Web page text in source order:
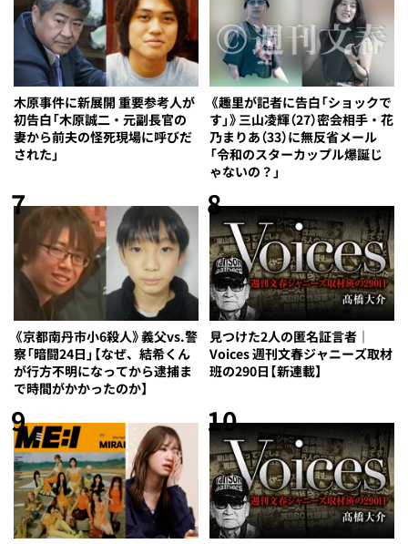
木原事件に新展開 重要参考人が
初告白「木原誠二・元副長官の
妻から前夫の怪死現場に呼びだ
された」
《趣里が記者に告白「ショックで
す」》三山凌輝（27）密会相手・花
乃まりあ（33）に無反省メール
「令和のスターカップル爆誕じ
ゃないの？」
7
《京都南丹市小6殺人》義父vs.警
察「暗闘24日」【なぜ、結希くん
が行方不明になってから逮捕ま
で時間がかかったのか】
8
見つけた2人の匿名証言者｜
Voices 週刊文春ジャニーズ取材
班の290日【新連載】
9 10